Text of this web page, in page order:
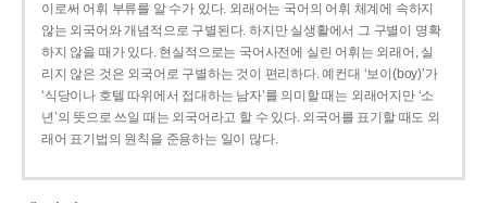
이로써 어휘 부류를 알 수가 있다. 외래어는 국어의 어휘 체계에 속하지
않는 외국어와 개념적으로 구별된다. 하지만 실생활에서 그 구별이 명확
하지 않을 때가 있다. 현실적으로는 국어사전에 실린 어휘는 외래어, 실
리지 않은 것은 외국어로 구별하는 것이 편리하다. 예컨대 ‘보이(boy)’가
‘식당이나 호텔 따위에서 접대하는 남자’를 의미할 때는 외래어지만 ‘소
년’의 뜻으로 쓰일 때는 외국어라고 할 수 있다. 외국어를 표기할 때도 외
래어 표기법의 원칙을 준용하는 일이 많다.